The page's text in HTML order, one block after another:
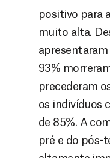
positivo para
muito alta.
93%
precederam
os indivíduos
de 85%. A
pré e do pós-